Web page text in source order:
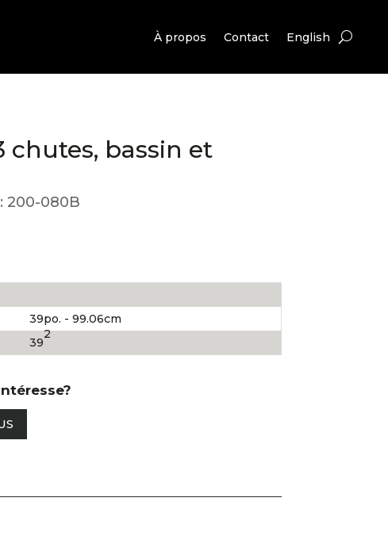
À propos Contact English
chutes, bassin et
200-080B
39po. - 99.06cm
39
2